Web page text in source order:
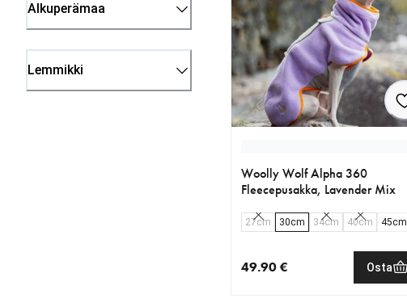
Alkuperämaa
Lemmikki
Woolly Wolf Alpha 360
Fleecepusakka, Lavender Mix
27cm 30cm 34cm 40cm 45cm
49.90 € Osta